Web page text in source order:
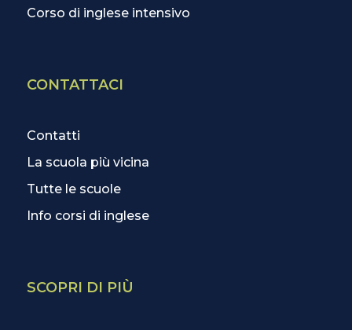
Corso di inglese intensivo
CONTATTACI
Contatti
La scuola più vicina
Tutte le scuole
Info corsi di inglese
SCOPRI DI PIÙ